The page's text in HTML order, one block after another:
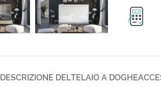
DESCRIZIONE DELTELAIO A DOGHE